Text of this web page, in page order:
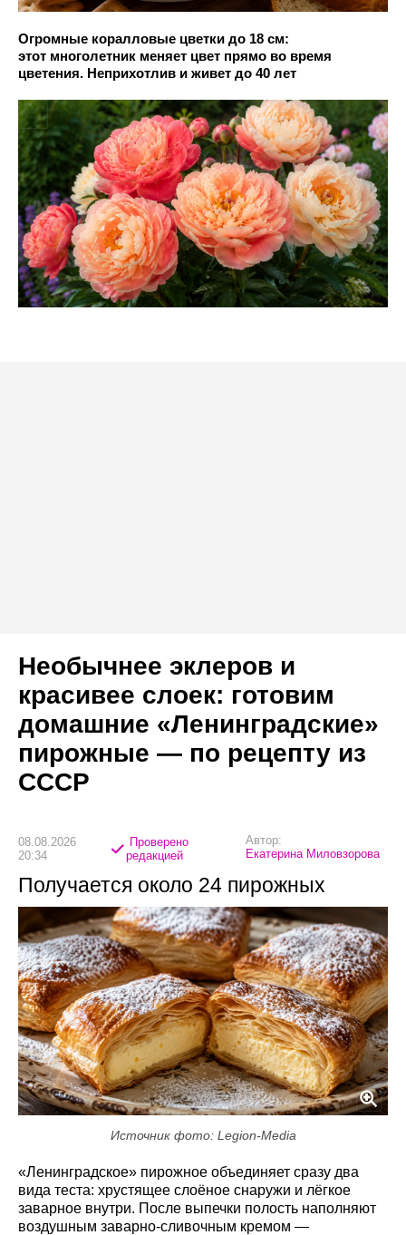
Огромные коралловые цветки до 18 см:
этот многолетник меняет цвет прямо во время
цветения. Неприхотлив и живет до 40 лет
Необычнее эклеров и
красивее слоек: готовим
домашние «Ленинградские»
пирожные — по рецепту из
СССР
08.08.2026
20:34
Проверено
редакцией
Автор:
Екатерина Миловзорова
Получается около 24 пирожных
Источник фото: Legion-Media
«Ленинградское» пирожное объединяет сразу два
вида теста: хрустящее слоёное снаружи и лёгкое
заварное внутри. После выпечки полость наполняют
воздушным заварно-сливочным кремом —